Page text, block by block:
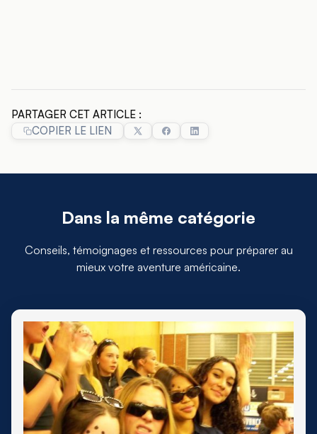
PARTAGER CET ARTICLE :
COPIER LE LIEN
Dans la même catégorie
Conseils, témoignages et ressources pour préparer au
mieux votre aventure américaine.